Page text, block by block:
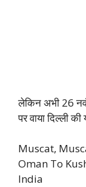
लेकिन अभी 26
पर वाया दिल्ली
Muscat,
Oman To
India